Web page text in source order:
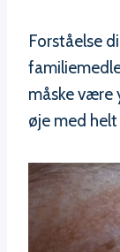
Forståelse
måske være
øje med